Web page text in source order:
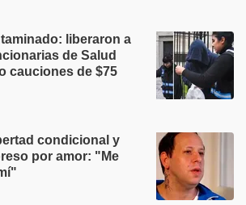
liberaron a
de Salud
cauciones de $75
condicional y
por amor: "Me